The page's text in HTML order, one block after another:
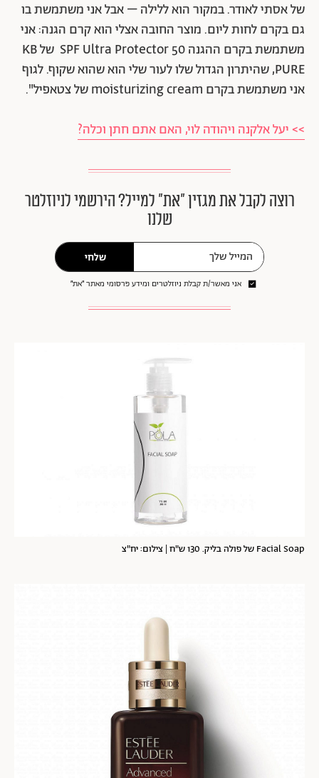
של אסתי לאודר. במקור הוא ללילה – אבל אני משתמשת בו
גם בקרם לחות ליום. מוצר החובה אצלי הוא קרם הגנה: אני
משתמשת בקרם ההגנה 50 SPF Ultra Protector של KB
PURE, שהיתרון הגדול שלו לעור שלי הוא שהוא שקוף. לגוף
אני משתמשת בקרם moisturizing cream של צטאפיל".
>> יעל אלקנה ויהודה לוי, האם אתם חתן וכלה?
רוצה לקבל את מגזין ״את״ למייל? הירשמי לניוזלטר
שלנו
שלחי
אני מאשר/ת קבלת ניוזלטרים ומידע פרסומי מאתר ״את״
Facial Soap של פולה בליק. 130 ש"ח | צילום: יח"צ